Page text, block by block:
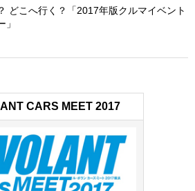
どこへ行く？「2017年版クルマイベント
CARS MEET 2017